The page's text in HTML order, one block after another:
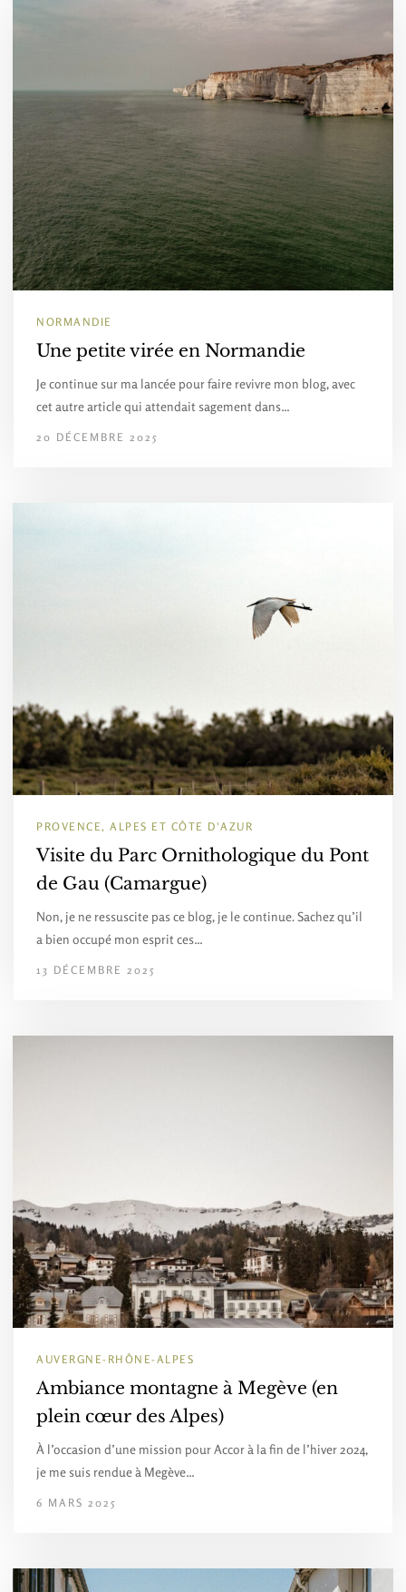
NORMANDIE
Une petite virée en Normandie
Je continue sur ma lancée pour faire revivre mon blog, avec
cet autre article qui attendait sagement dans…
20 DÉCEMBRE 2025
PROVENCE, ALPES ET CÔTE D'AZUR
Visite du Parc Ornithologique du Pont
de Gau (Camargue)
Non, je ne ressuscite pas ce blog, je le continue. Sachez qu’il
a bien occupé mon esprit ces…
13 DÉCEMBRE 2025
AUVERGNE-RHÔNE-ALPES
Ambiance montagne à Megève (en
plein cœur des Alpes)
À l’occasion d’une mission pour Accor à la fin de l’hiver 2024,
je me suis rendue à Megève…
6 MARS 2025